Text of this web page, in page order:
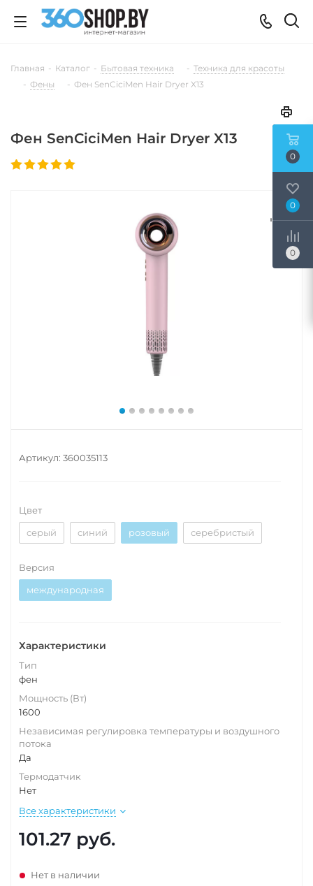
Главная - Каталог - Бытовая техника - Техника для красоты
- Фены - Фен SenCiciMen Hair Dryer X13
Фен SenCiciMen Hair Dryer X13
Артикул: 360035113
Цвет
серый
синий розовый серебристый
Версия
международная
Характеристики
Тип
фен
Мощность (Вт)
1600
Независимая регулировка температуры и воздушного
потока
Да
Термодатчик
Нет
Все характеристики
101.27 руб.
Нет в наличии
0
0
0